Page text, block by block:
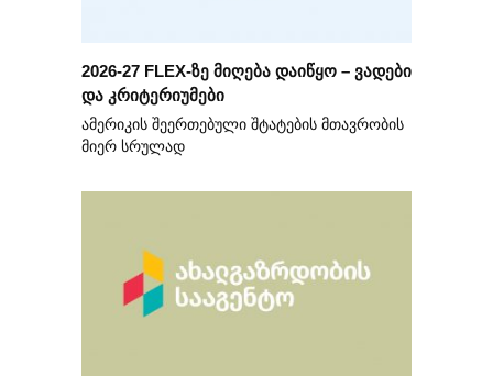
2026-27 FLEX-ზე მიღება დაიწყო – ვადები
და კრიტერიუმები
ამერიკის შეერთებული შტატების მთავრობის
მიერ სრულად